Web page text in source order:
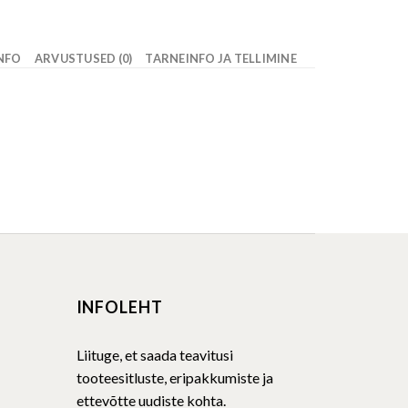
ARVUSTUSED (0) TARNEINFO JA TELLIMINE
INFOLEHT
Liituge, et saada teavitusi
tooteesitluste, eripakkumiste ja
ettevõtte uudiste kohta.